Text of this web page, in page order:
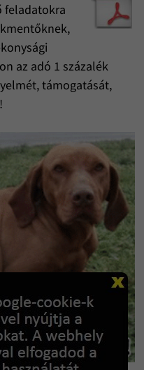
feladatokra
az adó 1 százalék
támogatását,